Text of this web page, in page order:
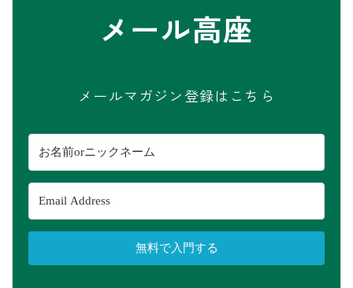
メール高座
メールマガジン登録はこちら
無料で入門する